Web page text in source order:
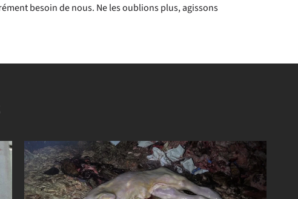
besoin de nous. Ne les oublions plus, agissons